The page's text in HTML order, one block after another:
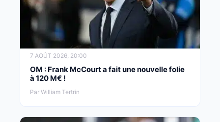
7 AOÛT 2026, 20:00
OM : Frank McCourt a fait une nouvelle folie
à 120 M€ !
Par William Tertrin